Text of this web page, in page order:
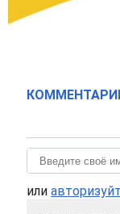
или